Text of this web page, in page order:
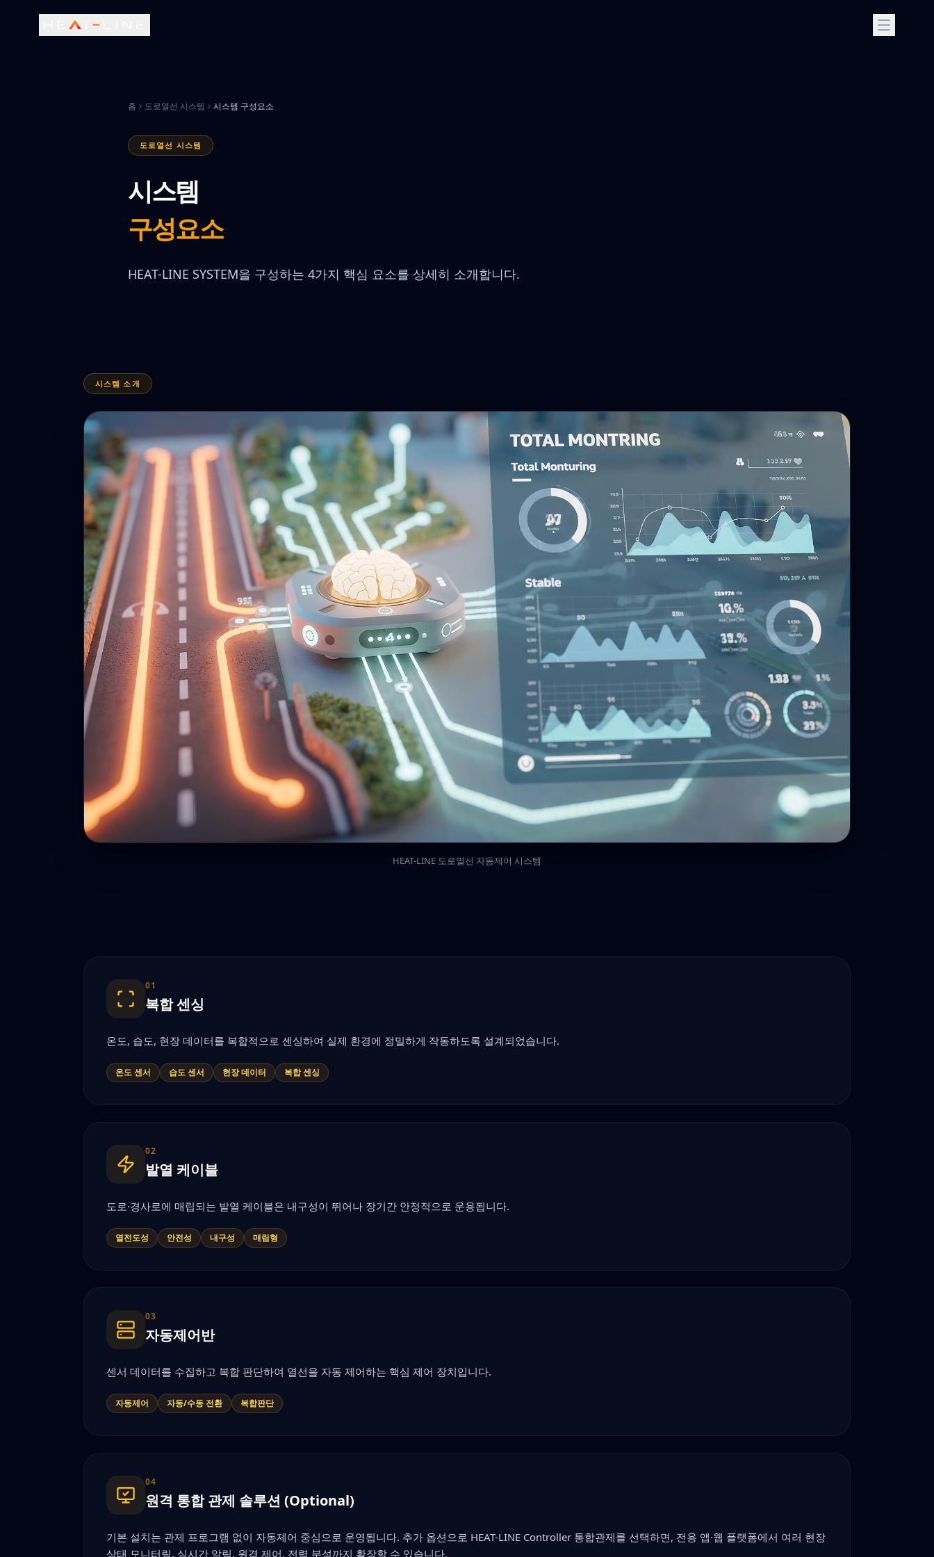
홈 도로열선 시스템 시스템 구성요소
도로열선 시스템
시스템
구성요소
HEAT-LINE SYSTEM을 구성하는 4가지 핵심 요소를 상세히 소개합니다.
시스템 소개
HEAT-LINE 도로열선 자동제어 시스템
01
복합 센싱
온도, 습도, 현장 데이터를 복합적으로 센싱하여 실제 환경에 정밀하게 작동하도록 설계되었습니다.
온도 센서 습도 센서 현장 데이터 복합 센싱
02
발열 케이블
도로·경사로에 매립되는 발열 케이블은 내구성이 뛰어나 장기간 안정적으로 운용됩니다.
열전도성 안전성 내구성 매립형
03
자동제어반
센서 데이터를 수집하고 복합 판단하여 열선을 자동 제어하는 핵심 제어 장치입니다.
자동제어 자동/수동 전환 복합판단
04
원격 통합 관제 솔루션 (Optional)
기본 설치는 관제 프로그램 없이 자동제어 중심으로 운영됩니다. 추가 옵션으로 HEAT-LINE Controller 통합관제를 선택하면, 전용 앱·웹 플랫폼에서 여러 현장
상태 모니터링, 실시간 알림, 원격 제어, 전력 분석까지 확장할 수 있습니다.